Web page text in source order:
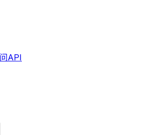
API